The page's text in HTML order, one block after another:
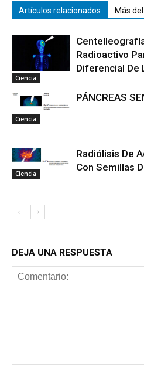
Artículos relacionados Más
Ciencia
Radioactivo
Diferencial De
Ciencia
PÁNCREAS
Ciencia
Radiólisis De
Con Semillas
DEJA UNA RESPUESTA